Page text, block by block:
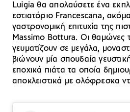
Luigia θα απολαύσετε ένα
εστιατόριο Francescana,
γαστρονομική επιτυχία της
Massimo Bottura. Οι θαμώνες
γευματίζουν σε μεγάλα,
βιώνουν μία σπουδαία
εποχικά πιάτα τα οποία
αποκλειστικά με ολόφρεσκα